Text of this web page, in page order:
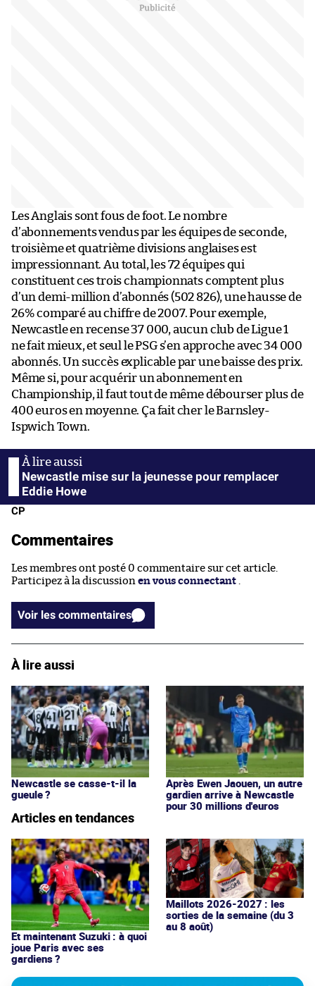
Les Anglais sont fous de foot. Le nombre
d’abonnements vendus par les équipes de seconde,
troisième et quatrième divisions anglaises est
impressionnant. Au total, les 72 équipes qui
constituent ces trois championnats comptent plus
d’un demi-million d’abonnés (502 826), une hausse de
26% comparé au chiffre de 2007. Pour exemple,
Newcastle en recense 37 000, aucun club de Ligue 1
ne fait mieux, et seul le PSG s’en approche avec 34 000
abonnés. Un succès explicable par une baisse des prix.
Même si, pour acquérir un abonnement en
Championship, il faut tout de même débourser plus de
400 euros en moyenne. Ça fait cher le Barnsley-
Ispwich Town.
Newcastle mise sur la jeunesse pour remplacer
Eddie Howe
CP
Commentaires
Les membres ont posté 0 commentaire sur cet article.
Participez à la discussion en vous connectant
Voir les commentaires
À lire aussi
Newcastle se casse-t-il la
gueule ?
Après Ewen Jaouen, un autre
gardien arrive à Newcastle
pour 30 millions d'euros
Articles en tendances
Et maintenant Suzuki : à quoi
joue Paris avec ses
gardiens ?
Maillots 2026-2027 : les
sorties de la semaine (du 3
au 8 août)